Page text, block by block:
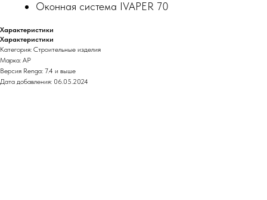
Оконная система IVAPER 70
Характеристики
Характеристики
Категория: Строительные изделия
Марка: АР
Версия Renga: 7.4 и выше
Дата добавления: 06.05.2024